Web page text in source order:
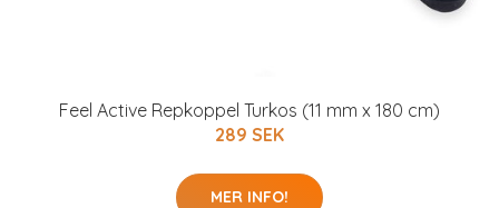
Feel Active Repkoppel Turkos (11 mm x 180 cm)
289 SEK
MER INFO!